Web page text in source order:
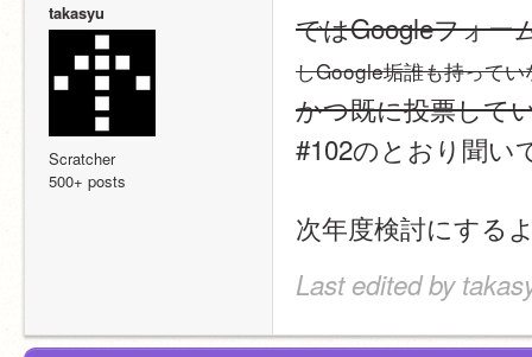
takasyu
Scratcher
500+ posts
ではGoogleフォー
しGoogle垢誰も持って
かつ既に投票して
#102のとおり聞い
次年度検討にする
Last edited by